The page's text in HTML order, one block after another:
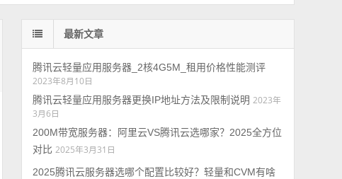
最新文章
腾讯云轻量应用服务器_2核4G5M_租用价格性能测评
2023年8月10日
腾讯云轻量应用服务器更换IP地址方法及限制说明 2023年
3月6日
200M带宽服务器：阿里云VS腾讯云选哪家？2025全方位
对比 2025年3月31日
2025腾讯云服务器选哪个配置比较好？轻量和CVM有啥